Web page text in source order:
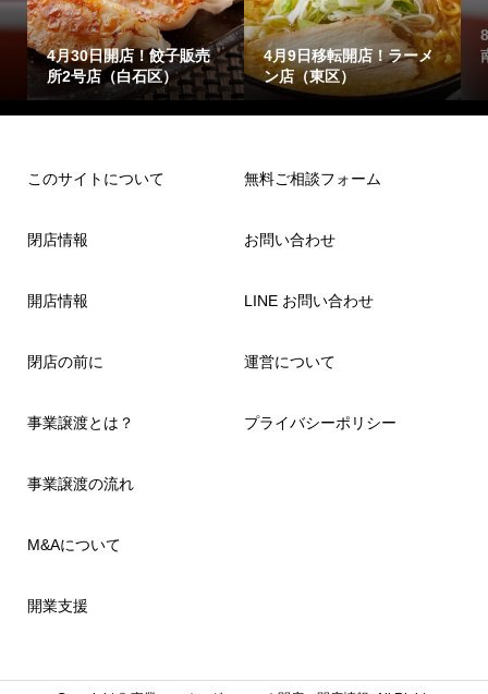
4月30日開店！餃子販売
所2号店（白石区）
4月9日移転開店！ラーメ
ン店（東区）
このサイトについて
閉店情報
開店情報
閉店の前に
事業譲渡とは？
事業譲渡の流れ
M&Aについて
開業支援
無料ご相談フォーム
お問い合わせ
LINE お問い合わせ
運営について
プライバシーポリシー